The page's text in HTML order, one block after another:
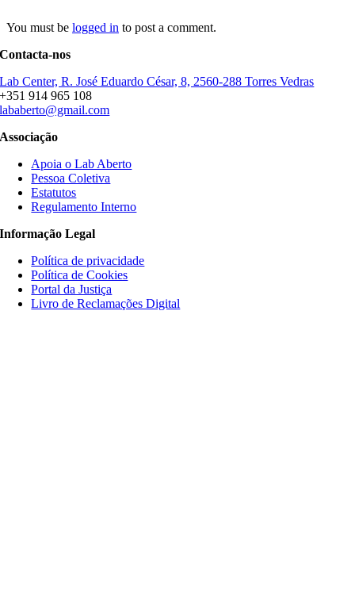
You must be logged in to post a comment.
Contacta-nos
Lab Center, R. José Eduardo César, 8, 2560-288 Torres Vedras
+351 914 965 108
lababerto@gmail.com
Associação
Apoia o Lab Aberto
Pessoa Coletiva
Estatutos
Regulamento Interno
Informação Legal
Política de privacidade
Política de Cookies
Portal da Justiça
Livro de Reclamações Digital